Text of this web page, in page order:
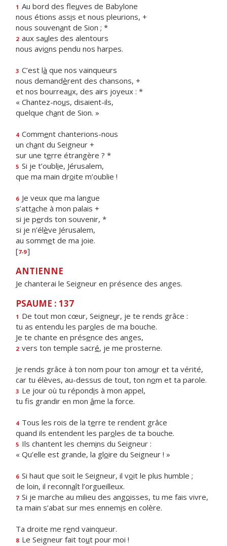
1 Au bord des fleuves de Babylone
nous étions assis et nous pleurions, +
nous souvenant de Sion ; *
2 aux saules des alentours
nous avions pendu nos harpes.
3 C’est là que nos vainqueurs
nous demandèrent des chansons, +
et nos bourreaux, des airs joyeux : *
« Chantez-nous, disaient-ils,
quelque chant de Sion. »
4 Comment chanterions-nous
un chant du Seigneur +
sur une terre étrangère ? *
5 Si je t’oublie, Jérusalem,
que ma main droite m’oublie !
6 Je veux que ma langue
s’attache à mon palais +
si je perds ton souvenir, *
si je n’élève Jérusalem,
au sommet de ma joie.
[7-9]
ANTIENNE
Je chanterai le Seigneur en présence des anges.
PSAUME : 137
1 De tout mon cœur, Seigneur, je te rends grâce :
tu as entendu les paroles de ma bouche.
Je te chante en présence des anges,
2 vers ton temple sacré, je me prosterne.
Je rends grâce à ton nom pour ton amour et ta vérité,
car tu élèves, au-dessus de tout, ton nom et ta parole.
3 Le jour où tu répondis à mon appel,
tu fis grandir en mon âme la force.
4 Tous les rois de la terre te rendent grâce
quand ils entendent les paroles de ta bouche.
5 Ils chantent les chemins du Seigneur :
« Qu’elle est grande, la gloire du Seigneur ! »
6 Si haut que soit le Seigneur, il voit le plus humble ;
de loin, il reconnaît l’orgueilleux.
7 Si je marche au milieu des angoisses, tu me fais vivre,
ta main s’abat sur mes ennemis en colère.
Ta droite me rend vainqueur.
8 Le Seigneur fait tout pour moi !